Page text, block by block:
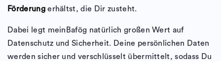
Förderungerhältst, die Dir zusteht.
Dabei legt meinBafög natürlich großen Wert auf
Datenschutz und Sicherheit. Deine persönlichen Daten
werden sicher und verschlüsselt übermittelt, sodass Du